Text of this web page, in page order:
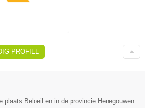
PROFIEL
plaats Beloeil en in de provincie Henegouwen.